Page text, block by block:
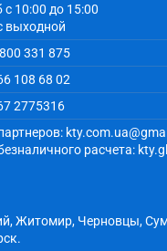
с 10:00 до 15:00
выходной
331 875
108 68 02
2775316
расчета:
Житомир, Черновцы,